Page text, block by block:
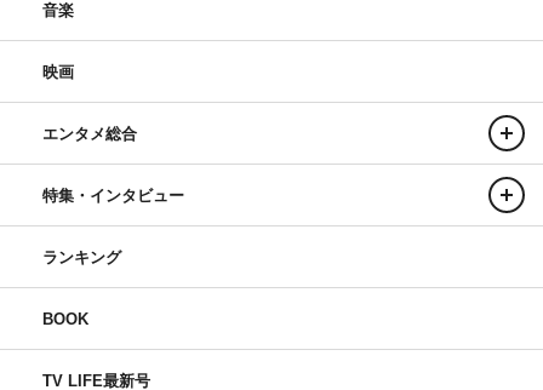
音楽
映画
エンタメ総合
特集・インタビュー
ランキング
BOOK
TV LIFE最新号